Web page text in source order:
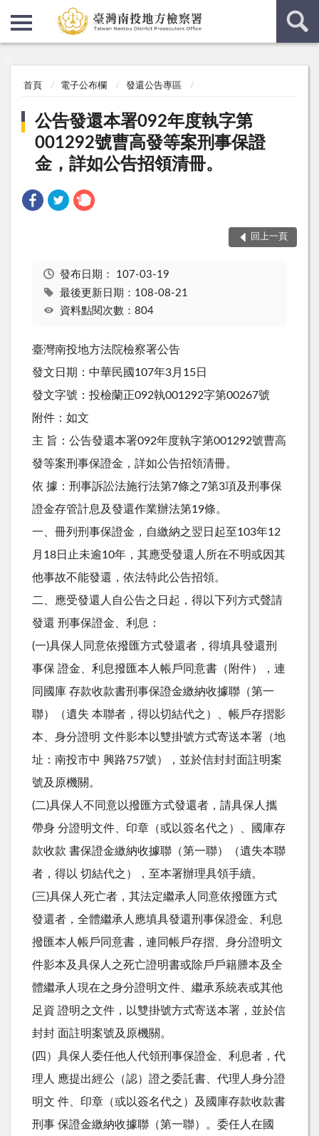
首頁 電子公布欄 發還公告專區
公告發還本署092年度執字第
001292號曹高發等案刑事保證
金，詳如公告招領清冊。
回上一頁
發布日期： 107-03-19
最後更新日期：108-08-21
資料點閱次數：804
臺灣南投地方法院檢察署公告
發文日期：中華民國107年3月15日
發文字號：投檢蘭正092執001292字第00267號
附件：如文
主 旨：公告發還本署092年度執字第001292號曹高
發等案刑事保證金，詳如公告招領清冊。
依 據：刑事訴訟法施行法第7條之7第3項及刑事保
證金存管計息及發還作業辦法第19條。
一、冊列刑事保證金，自繳納之翌日起至103年12
月18日止未逾10年，其應受發還人所在不明或因其
他事故不能發還，依法特此公告招領。
二、應受發還人自公告之日起，得以下列方式聲請
發還 刑事保證金、利息：
(一)具保人同意依撥匯方式發還者，得填具發還刑
事保 證金、利息撥匯本人帳戶同意書（附件），連
同國庫 存款收款書刑事保證金繳納收據聯（第一
聯）（遺失 本聯者，得以切結代之）、帳戶存摺影
本、身分證明 文件影本以雙掛號方式寄送本署（地
址：南投市中 興路757號），並於信封封面註明案
號及原機關。
(二)具保人不同意以撥匯方式發還者，請具保人攜
帶身 分證明文件、印章（或以簽名代之）、國庫存
款收款 書保證金繳納收據聯（第一聯）（遺失本聯
者，得以 切結代之），至本署辦理具領手續。
(三)具保人死亡者，其法定繼承人同意依撥匯方式
發還者，全體繼承人應填具發還刑事保證金、利息
撥匯本人帳戶同意書，連同帳戶存摺、身分證明文
件影本及具保人之死亡證明書或除戶戶籍謄本及全
體繼承人現在之身分證明文件、繼承系統表或其他
足資 證明之文件，以雙掛號方式寄送本署，並於信
封封 面註明案號及原機關。
(四）具保人委任他人代領刑事保證金、利息者，代
理人 應提出經公（認）證之委託書、代理人身分證
明文 件、印章（或以簽名代之）及國庫存款收款書
刑事 保證金繳納收據聯（第一聯）。委任人在國